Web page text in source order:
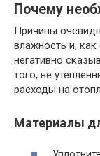
Почему
Причины
влажность и, как
негативно
того, не
расходы на
Материалы